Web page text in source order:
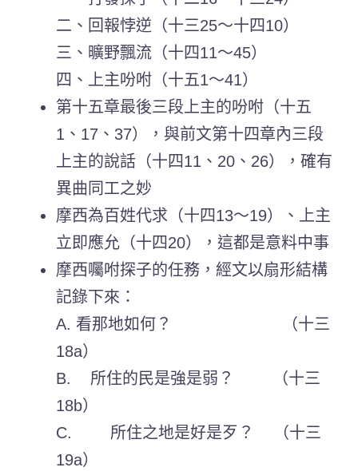
二、回報悖逆（十三25～十四10）
三、曠野飄流（十四11～45）
四、上主吩咐（十五1～41）
第十五章最後三段上主的吩咐（十五
1、17、37），與前文第十四章內三段
上主的說話（十四11、20、26），確有
異曲同工之妙
摩西為百姓代求（十四13～19）、上主
立即應允（十四20），這都是意料中事
摩西囑咐探子的任務，經文以扇形結構
記錄下來：
A. 看那地如何？ （十三
18a）
B. 所住的民是強是弱？ （十三
18b）
C. 所住之地是好是歹？ （十三
19a）